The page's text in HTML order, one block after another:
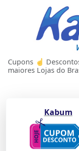
Cupons ☝
maiores Lojas do
Kabum